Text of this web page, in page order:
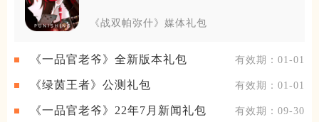
《战双帕弥什》媒体礼包
《一品官老爷》全新版本礼包 有效期：01-01
《绿茵王者》公测礼包 有效期：01-01
《一品官老爷》22年7月新闻礼包 有效期：09-30